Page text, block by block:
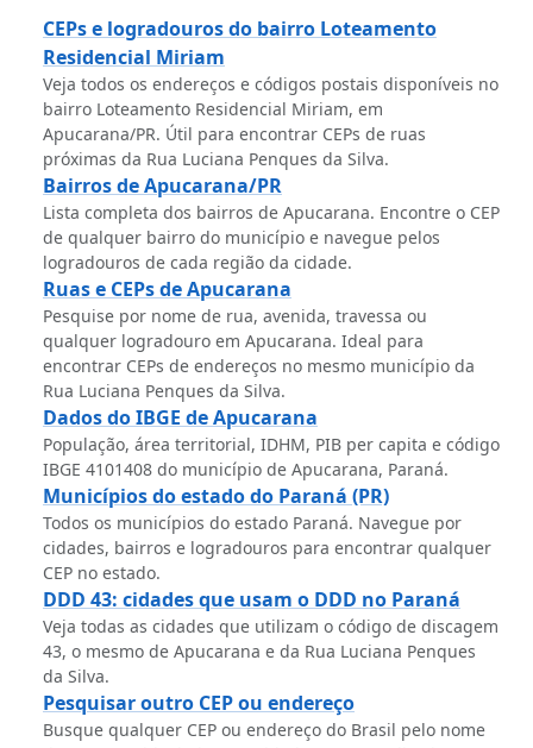
CEPs e logradouros do bairro Loteamento
Residencial Miriam
Veja todos os endereços e códigos postais disponíveis no
bairro Loteamento Residencial Miriam, em
Apucarana/PR. Útil para encontrar CEPs de ruas
próximas da Rua Luciana Penques da Silva.
Bairros de Apucarana/PR
Lista completa dos bairros de Apucarana. Encontre o CEP
de qualquer bairro do município e navegue pelos
logradouros de cada região da cidade.
Ruas e CEPs de Apucarana
Pesquise por nome de rua, avenida, travessa ou
qualquer logradouro em Apucarana. Ideal para
encontrar CEPs de endereços no mesmo município da
Rua Luciana Penques da Silva.
Dados do IBGE de Apucarana
População, área territorial, IDHM, PIB per capita e código
IBGE 4101408 do município de Apucarana, Paraná.
Municípios do estado do Paraná (PR)
Todos os municípios do estado Paraná. Navegue por
cidades, bairros e logradouros para encontrar qualquer
CEP no estado.
DDD 43: cidades que usam o DDD no Paraná
Veja todas as cidades que utilizam o código de discagem
43, o mesmo de Apucarana e da Rua Luciana Penques
da Silva.
Pesquisar outro CEP ou endereço
Busque qualquer CEP ou endereço do Brasil pelo nome